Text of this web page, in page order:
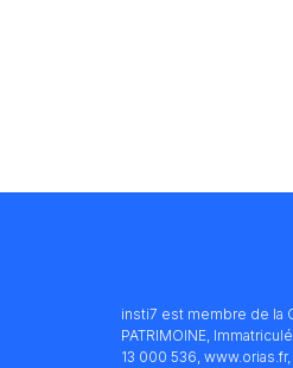
insti7 est membre de la
PATRIMOINE,
13 000 536,